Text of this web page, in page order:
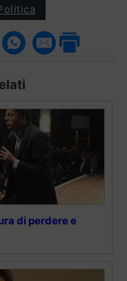
di perdere e